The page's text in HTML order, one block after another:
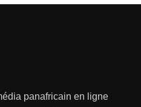
panafricain en ligne